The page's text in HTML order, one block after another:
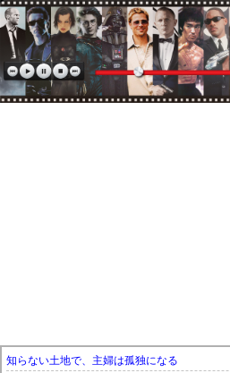
知らない土地で、主婦は孤独になる